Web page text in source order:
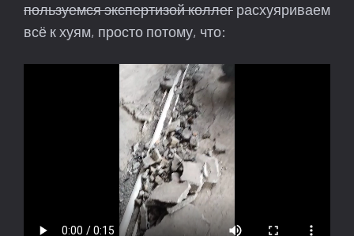
пользуемся экспертизой коллег расхуяриваем
всё к хуям, просто потому, что: